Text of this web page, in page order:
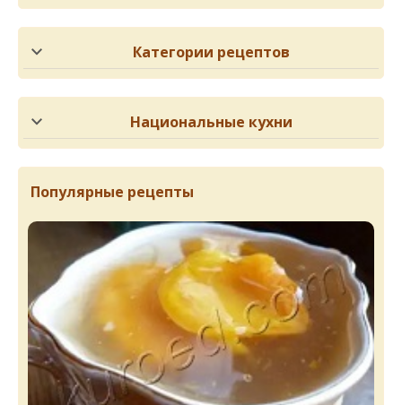
Категории рецептов
Национальные кухни
Популярные рецепты